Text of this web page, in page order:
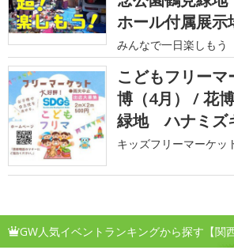
ホール付属展示
みんなで一日楽しもう
こどもフリー
博（4月） / 花
緑地 ハナミズ
キッズフリーマーケッ
GW人気イベントランキングから探す【関西